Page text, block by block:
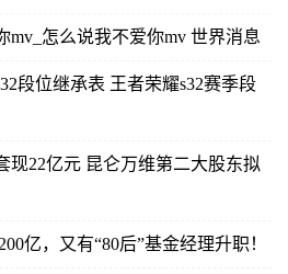
mv_怎么说我不爱你mv 世界消息
段位继承表 王者荣耀s32赛季段
现22亿元 昆仑万维第二大股东拟
亿，又有“80后”基金经理升职！